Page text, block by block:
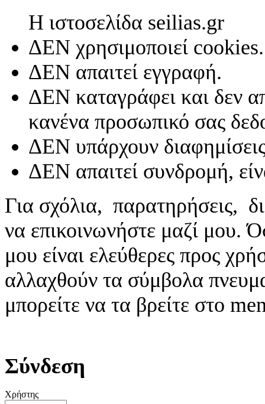
Η ιστοσελίδα seilias.gr
ΔΕΝ χρησιμοποιεί cookies.
ΔΕΝ απαιτεί εγγραφή.
ΔΕΝ καταγράφει και δεν
κανένα προσωπικό σας
ΔΕΝ υπάρχουν
ΔΕΝ απαιτεί συνδρομή,
Για σχόλια, παρατηρήσεις,
να επικοινωνήστε μαζί μου.
μου είναι ελεύθερες προς
αλλαχθούν τα σύμβολα
μπορείτε να τα βρείτε στο
Σύνδεση
Χρήστης